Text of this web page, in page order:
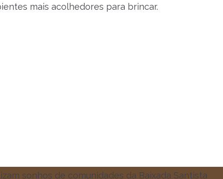
mais acolhedores para brincar.